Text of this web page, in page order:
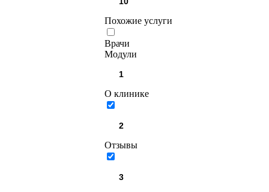
Похожие услуги
Врачи
Модули
О клинике
Отзывы